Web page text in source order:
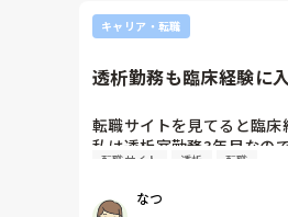
メリットは、日勤のように
オペや予定の入院をとる
私の場合急性期なので夜間
キャリア・転職
透析勤務も臨床経験に
転職サイトを見てると臨床
私は透析室勤務3年目なの
転職サイト 透析 転職
なつ